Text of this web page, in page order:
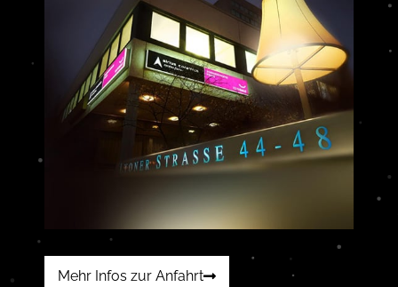
Mehr Infos zur Anfahrt